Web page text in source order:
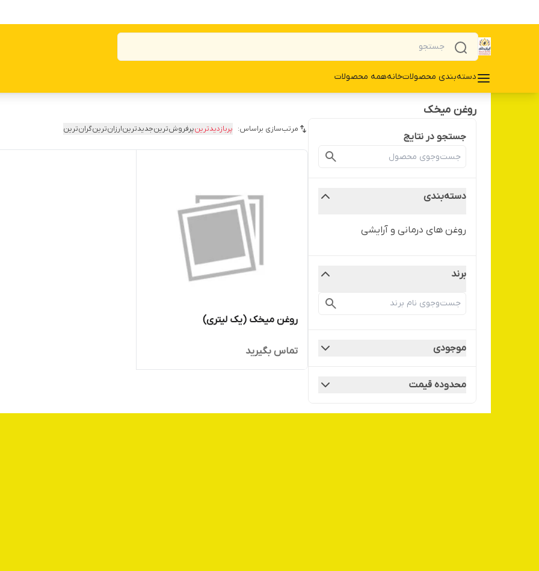
دسته‌بندی محصولاتخانههمه محصولات
روغن میخک
جستجو در نتایج
دسته‌بندی
روغن های درمانی و آرایشی
برند
موجودی
محدوده قیمت
مرتب‌سازی براساس: پربازدیدترینپرفروش‌ترینجدیدترینارزان‌ترینگران‌ترین
روغن میخک (یک لیتری)
تماس بگیرید